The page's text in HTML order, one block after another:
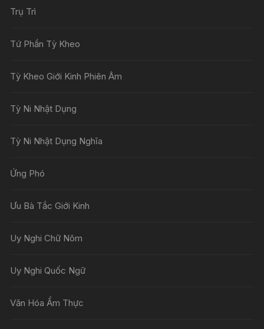
Trụ Trì
Tứ Phần Tỳ Kheo
Tỳ Kheo Giới Kinh Phiên Âm
Tỳ Ni Nhật Dụng
Tỳ Ni Nhật Dụng Nghĩa
Ứng Phó
Ưu Bà Tắc Giới Kinh
Uy Nghi Chữ Nôm
Uy Nghi Quốc Ngữ
Văn Hóa Ẩm Thực